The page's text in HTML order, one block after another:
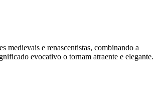
e renascentistas, combinando a
evocativo o tornam atraente e elegante.